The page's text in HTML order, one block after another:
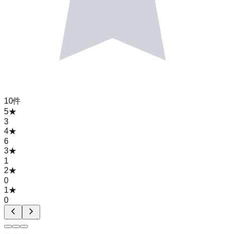
10件
5★
3
4★
6
3★
1
2★
0
1★
0